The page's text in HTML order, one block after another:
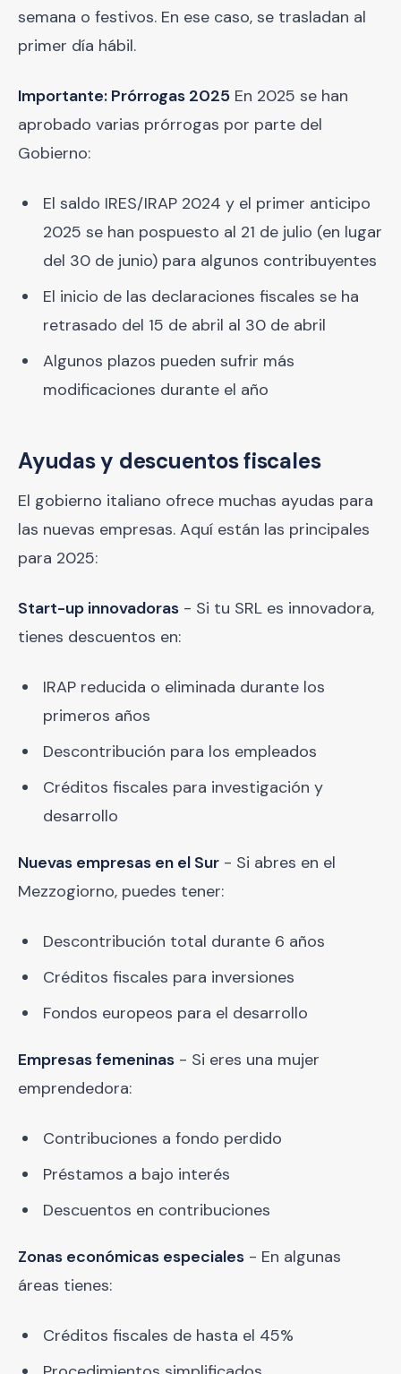
semana o festivos. En ese caso, se trasladan al
primer día hábil.
Importante: Prórrogas 2025 En 2025 se han
aprobado varias prórrogas por parte del
Gobierno:
El saldo IRES/IRAP 2024 y el primer anticipo
2025 se han pospuesto al 21 de julio (en lugar
del 30 de junio) para algunos contribuyentes
El inicio de las declaraciones fiscales se ha
retrasado del 15 de abril al 30 de abril
Algunos plazos pueden sufrir más
modificaciones durante el año
Ayudas y descuentos fiscales
El gobierno italiano ofrece muchas ayudas para
las nuevas empresas. Aquí están las principales
para 2025:
Start-up innovadoras - Si tu SRL es innovadora,
tienes descuentos en:
IRAP reducida o eliminada durante los
primeros años
Descontribución para los empleados
Créditos fiscales para investigación y
desarrollo
Nuevas empresas en el Sur - Si abres en el
Mezzogiorno, puedes tener:
Descontribución total durante 6 años
Créditos fiscales para inversiones
Fondos europeos para el desarrollo
Empresas femeninas - Si eres una mujer
emprendedora:
Contribuciones a fondo perdido
Préstamos a bajo interés
Descuentos en contribuciones
Zonas económicas especiales - En algunas
áreas tienes:
Créditos fiscales de hasta el 45%